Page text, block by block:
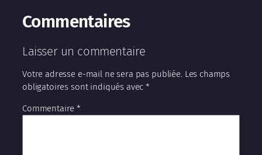
Commentaires
Laisser un commentaire
Votre adresse e-mail ne sera pas publiée. Les champs
obligatoires sont indiqués avec*
Commentaire*